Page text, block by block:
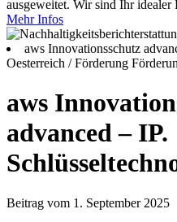
ausgeweitet. Wir sind Ihr idealer
Mehr Infos
aws Innovationsschutz
Oesterreich / Förderung
aws
advanced – IP.
Beitrag vom 1. September 2025